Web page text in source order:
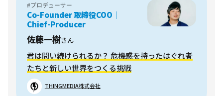
#プロデューサー
Co-Founder 取締役COO｜
Chief-Producer
佐藤一樹さん
君は問い続けられるか？ 危機感を持ったはぐれ者
たちと新しい世界をつくる挑戦
THINGMEDIA株式会社